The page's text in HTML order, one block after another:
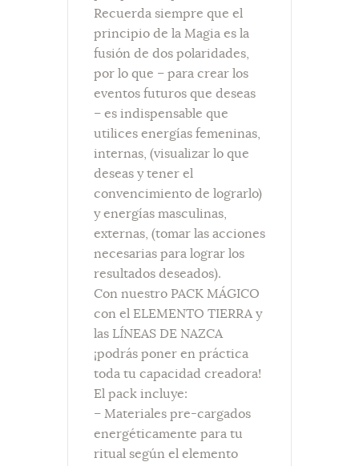
Recuerda siempre que el
principio de la Magia es la
fusión de dos polaridades,
por lo que – para crear los
eventos futuros que deseas
– es indispensable que
utilices energías femeninas,
internas, (visualizar lo que
deseas y tener el
convencimiento de lograrlo)
y energías masculinas,
externas, (tomar las acciones
necesarias para lograr los
resultados deseados).
Con nuestro PACK MÁGICO
con el ELEMENTO TIERRA y
las LÍNEAS DE NAZCA
¡podrás poner en práctica
toda tu capacidad creadora!
El pack incluye:
– Materiales pre-cargados
energéticamente para tu
ritual según el elemento